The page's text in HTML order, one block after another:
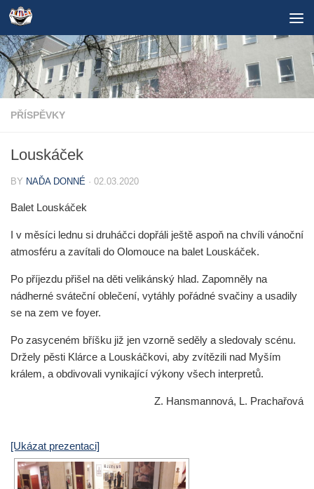
Skip to content
PŘÍSPĚVKY
Louskáček
BY NAĎA DONNÉ · 02.03.2020
Balet Louskáček
I v měsíci lednu si druháčci dopřáli ještě aspoň na chvíli vánoční
atmosféru a zavítali do Olomouce na balet Louskáček.
Po příjezdu přišel na děti velikánský hlad. Zapomněly na
nádherné sváteční oblečení, vytáhly pořádné svačiny a usadily
se na zem ve foyer.
Po zasyceném bříšku již jen vzorně seděly a sledovaly scénu.
Držely pěsti Klárce a Louskáčkovi, aby zvítězili nad Myším
králem, a obdivovali vynikající výkony všech interpretů.
Z. Hansmannová, L. Prachařová
[Ukázat prezentaci]